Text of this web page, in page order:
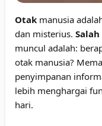
Otak manusia
dan misterius. Salah
muncul adalah:
otak manusia?
penyimpanan
lebih menghargai
hari.